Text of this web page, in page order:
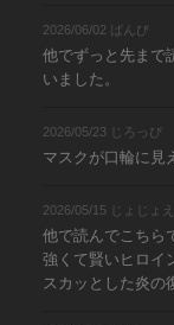
2026/06/02 ばんび
他でずっと先まで
いました。
2026/05/23 じろっぴ
マスクが口輪に見
2026/05/15 じょじょえ
他で読んでこちら
強くて賢いヒロイ
スカッとした炎の